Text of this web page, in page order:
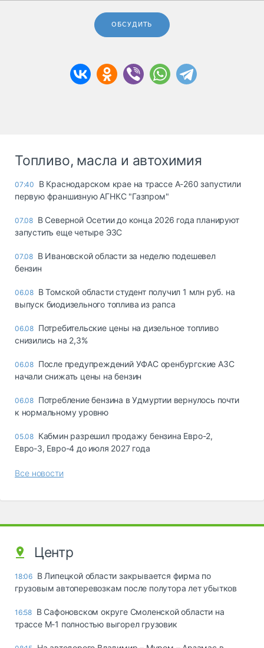
ОБСУДИТЬ
Топливо, масла и автохимия
07:40
В Краснодарском крае на трассе А-260 запустили
первую франшизную АГНКС "Газпром"
07.08 В Северной Осетии до конца 2026 года планируют
запустить еще четыре ЭЗС
07.08 В Ивановской области за неделю подешевел
бензин
06.08 В Томской области студент получил 1 млн руб. на
выпуск биодизельного топлива из рапса
06.08 Потребительские цены на дизельное топливо
снизились на 2,3%
06.08 После предупреждений УФАС оренбургские АЗС
начали снижать цены на бензин
06.08 Потребление бензина в Удмуртии вернулось почти
к нормальному уровню
05.08 Кабмин разрешил продажу бензина Евро-2,
Евро-3, Евро-4 до июля 2027 года
Все новости
Центр
18:06 В Липецкой области закрывается фирма по
грузовым автоперевозкам после полутора лет убытков
16:58 В Сафоновском округе Смоленской области на
трассе М-1 полностью выгорел грузовик